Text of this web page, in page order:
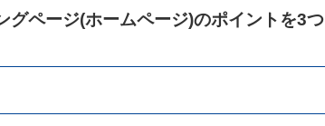
グページ(ホームページ)のポイントを3つ